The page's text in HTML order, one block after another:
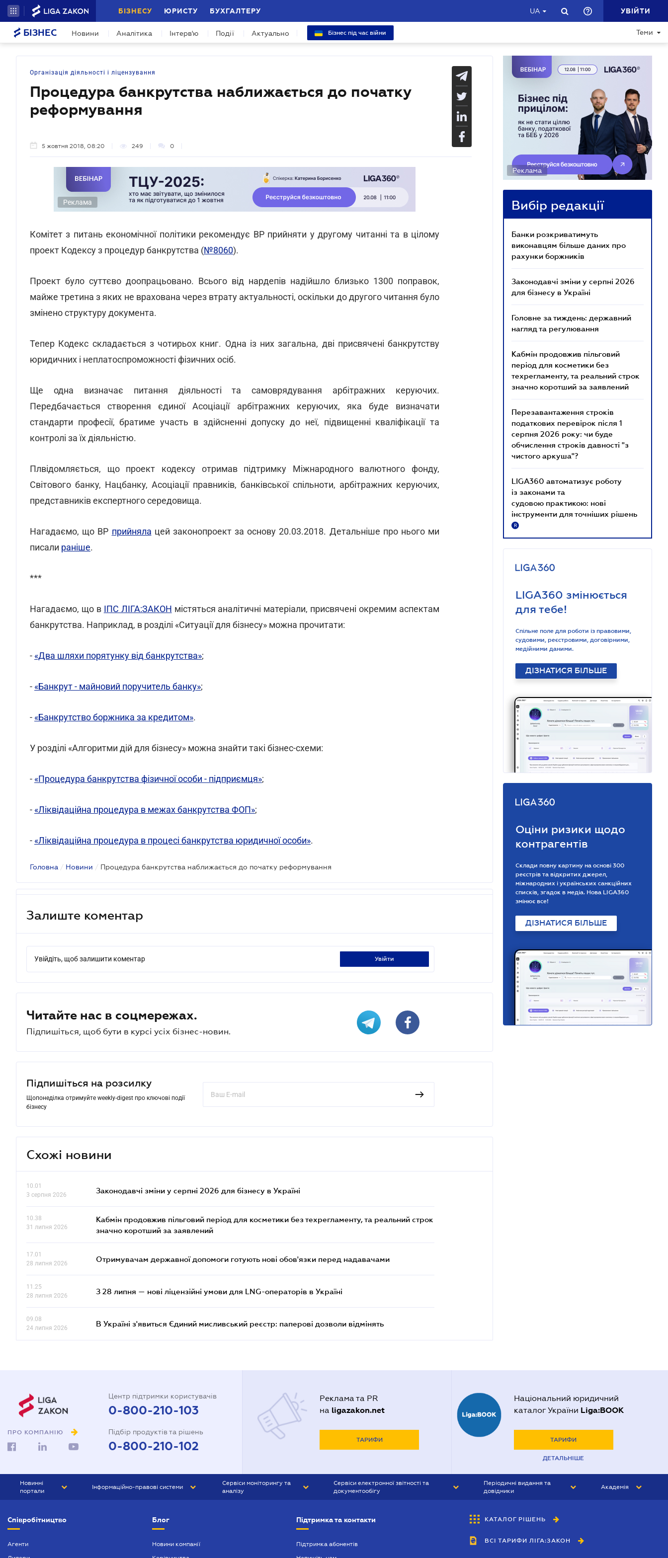
БІЗНЕСУ ЮРИСТУ БУХГАЛТЕРУ UA УВІЙТИ
БІЗНЕС Новини Аналітика Інтерв'ю Події Актуально Бізнес під час війни Теми
Організація діяльності і ліцензування
Процедура банкрутства наближається до початку
реформування
5 жовтня 2018, 08:20 249 0
Реклама
Комітет з питань економічної політики рекомендує ВР прийняти у другому читанні та в цілому
проект Кодексу з процедур банкрутства (№8060).
Проект було суттєво доопрацьовано. Всього від нардепів надійшло близько 1300 поправок,
майже третина з яких не врахована через втрату актуальності, оскільки до другого читання було
змінено структуру документа.
Тепер Кодекс складається з чотирьох книг. Одна із них загальна, дві присвячені банкрутству
юридичних і неплатоспроможності фізичних осіб.
Ще одна визначає питання діяльності та самоврядування арбітражних керуючих.
Передбачається створення єдиної Асоціації арбітражних керуючих, яка буде визначати
стандарти професії, братиме участь в здійсненні допуску до неї, підвищенні кваліфікації та
контролі за їх діяльністю.
Плвідомляється, що проект кодексу отримав підтримку Міжнародного валютного фонду,
Світового банку, Нацбанку, Асоціації правників, банківської спільноти, арбітражних керуючих,
представників експертного середовища.
Нагадаємо, що ВР прийняла цей законопроект за основу 20.03.2018. Детальніше про нього ми
писали раніше.
***
Нагадаємо, що в ІПС ЛІГА:ЗАКОН містяться аналітичні матеріали, присвячені окремим аспектам
банкрутства. Наприклад, в розділі «Ситуації для бізнесу» можна прочитати:
- «Два шляхи порятунку від банкрутства»;
- «Банкрут - майновий поручитель банку»;
- «Банкрутство боржника за кредитом».
У розділі «Алгоритми дій для бізнесу» можна знайти такі бізнес-схеми:
- «Процедура банкрутства фізичної особи - підприємця»;
- «Ліквідаційна процедура в межах банкрутства ФОП»;
- «Ліквідаційна процедура в процесі банкрутства юридичної особи».
Головна / Новини / Процедура банкрутства наближається до початку реформування
Залиште коментар
Увійдіть, щоб залишити коментар увійти
Читайте нас в соцмережах.
Підпишіться, щоб бути в курсі усіх бізнес-новин.
Підпишіться на розсилку
Щопонеділка отримуйте weekly-digest про ключові події
бізнесу
Схожі новини
10.01
3 серпня 2026
Законодавчі зміни у серпні 2026 для бізнесу в Україні
10.38
31 липня 2026
Кабмін продовжив пільговий період для косметики без техрегламенту, та реальний строк
значно коротший за заявлений
17.01
28 липня 2026
Отримувачам державної допомоги готують нові обов'язки перед надавачами
11.25
28 липня 2026
З 28 липня — нові ліцензійні умови для LNG-операторів в Україні
09.08
24 липня 2026
В Україні з'явиться Єдиний мисливський реєстр: паперові дозволи відмінять
Реклама
Вибір редакції
Банки розкриватимуть
виконавцям більше даних про
рахунки боржників
Законодавчі зміни у серпні 2026
для бізнесу в Україні
Головне за тиждень: державний
нагляд та регулювання
Кабмін продовжив пільговий
період для косметики без
техрегламенту, та реальний строк
значно коротший за заявлений
Перезавантаження строків
податкових перевірок після 1
серпня 2026 року: чи буде
обчислення строків давності "з
чистого аркуша"?
LIGA360 автоматизує роботу
із законами та
судовою практикою: нові
інструменти для точніших рішень
R
LIGA360 змінюється
для тебе!
Спільне поле для роботи із правовими,
судовими, реєстровими, договірними,
медійними даними.
ДІЗНАТИСЯ БІЛЬШЕ
Оціни ризики щодо
контрагентів
Склади повну картину на основі 300
реєстрів та відкритих джерел,
міжнародних і українських санкційних
списків, згадок в медіа. Нова LIGA360
змінює все!
ДІЗНАТИСЯ БІЛЬШЕ
ПРО КОМПАНІЮ
Центр підтримки користувачів
0-800-210-103
Підбір продуктів та рішень
0-800-210-102
Реклама та PR
на ligazakon.net
ТАРИФИ
Національний юридичний
каталог України Liga:BOOK
ТАРИФИ
ДЕТАЛЬНІШЕ
Новинні
портали
БІЗНЕС
Інформаційно-правові системи
Сервіси моніторингу та
аналізу
Сервіси електронної звітності та
документообігу
Періодичні видання та
довідники
БУХГАЛТЕР&ЗАКОН
ВІСНИК МСФЗ
Академія
Співробітництво
Агенти
Блог
Новини компанії
Підтримка та контакти
Підтримка абонентів
КАТАЛОГ РІШЕНЬ
ВСІ ТАРИФИ ЛІГА:ЗАКОН